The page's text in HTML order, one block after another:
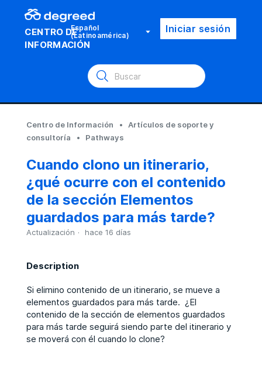
CENTRO DE
INFORMACIÓN
Español
(Latinoamérica) Iniciar sesión
Centro de Información
Artículos de soporte y
consultoría
Pathways
Cuando clono un itinerario,
¿qué ocurre con el contenido
de la sección Elementos
guardados para más tarde?
Actualización hace 16 días
Description
Si elimino contenido de un itinerario, se mueve a
elementos guardados para más tarde. ¿El
contenido de la sección de elementos guardados
para más tarde seguirá siendo parte del itinerario y
se moverá con él cuando lo clone?